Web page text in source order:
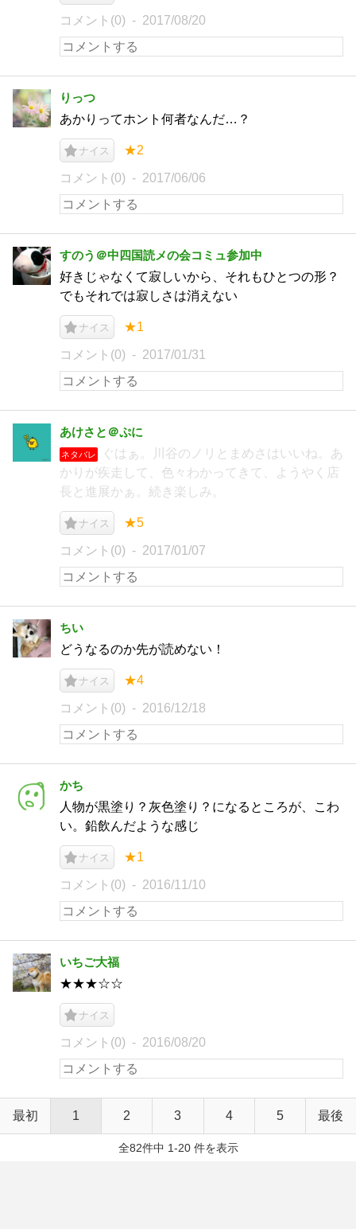
コメント(0) 2017/08/20
りっつ
あかりってホント何者なんだ…？
ナイス ★2
コメント(0) 2017/06/06
すのう＠中四国読メの会コミュ参加中
好きじゃなくて寂しいから、それもひとつの形？
でもそれでは寂しさは消えない
ナイス ★1
コメント(0) 2017/01/31
あけさと＠ぷに
ネタバレ
ぐはぁ。川谷のノリとまめさはいいね。あ
かりが疾走して、色々わかってきて、ようやく店
長と進展かぁ。続き楽しみ。
ナイス ★5
コメント(0) 2017/01/07
ちい
どうなるのか先が読めない！
ナイス ★4
コメント(0) 2016/12/18
かち
人物が黒塗り？灰色塗り？になるところが、こわ
い。鉛飲んだような感じ
ナイス ★1
コメント(0) 2016/11/10
いちご大福
★★★☆☆
ナイス
コメント(0) 2016/08/20
最初 1 2 3 4 5 最後
全82件中 1-20 件を表示